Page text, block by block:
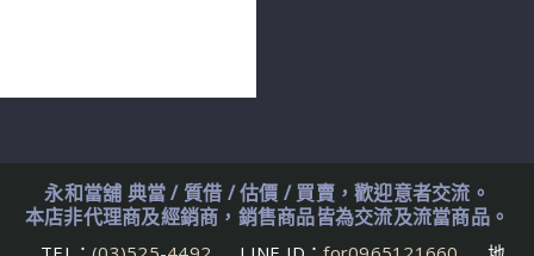
永和當舖 典當 / 質借 / 估價 / 買賣，歡迎意者交流。
本店非代理商及經銷商，銷售商品皆為交流及流當商品。